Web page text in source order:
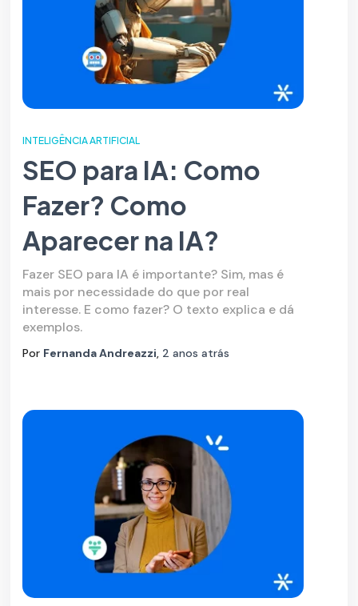
INTELIGÊNCIA ARTIFICIAL
SEO para IA: Como
Fazer? Como
Aparecer na IA?
Fazer SEO para IA é importante? Sim, mas é
mais por necessidade do que por real
interesse. E como fazer? O texto explica e dá
exemplos.
Por Fernanda Andreazzi, 2 anos atrás